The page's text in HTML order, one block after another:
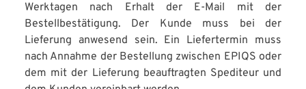
Werktagen nach Erhalt der E-Mail mit der
Bestellbestätigung. Der Kunde muss bei der
Lieferung anwesend sein. Ein Liefertermin muss
nach Annahme der Bestellung zwischen EPIQS oder
dem mit der Lieferung beauftragten Spediteur und